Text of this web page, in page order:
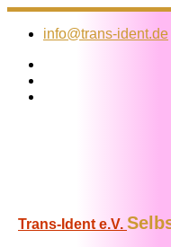
Zum
Inhalt
info@trans-ident.de
Trans-Ident e.V.